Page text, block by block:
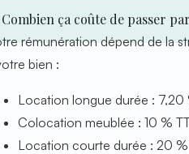
Combien ça coûte de passer
rémunération dépend de la
bien :
Location longue durée : 7,20
Colocation meublée : 10 %
Location courte durée : 20